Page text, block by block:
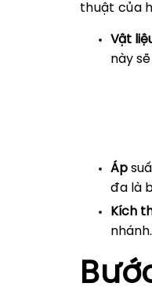
thuật của
Vật
này
Áp
đa là
Kích